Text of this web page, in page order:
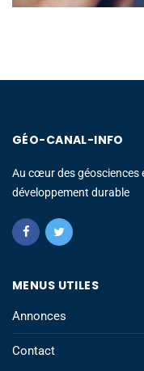
GÉO-CANAL-INFO
Au cœur des géosciences
développement durable
MENUS UTILES
Annonces
Contact